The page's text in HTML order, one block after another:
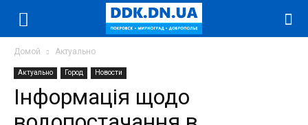
Домой Актуально
Актуально Город Новости
Інформація щодо